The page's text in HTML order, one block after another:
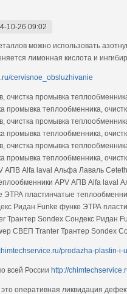
10-26 09:02
можно использовать
лимонная кислота и
cervisnoe_obsluzhivanie
очистка промывка
промывка теплообменника,
очистка промывка
промывка теплообменника,
очистка промывка
промывка теплообменника,
АПВ Alfa laval Альфа Лаваль
APV АПВ Alfa laval
ЭТРА пластинчатые
Ридан Funke функе ЭТРА
Трантер Sondex Сондекс Ридан
СВЕП Tranter Трантер Sondex
prodazha-plastin-i-
всей России http://
оперативная ликвидация